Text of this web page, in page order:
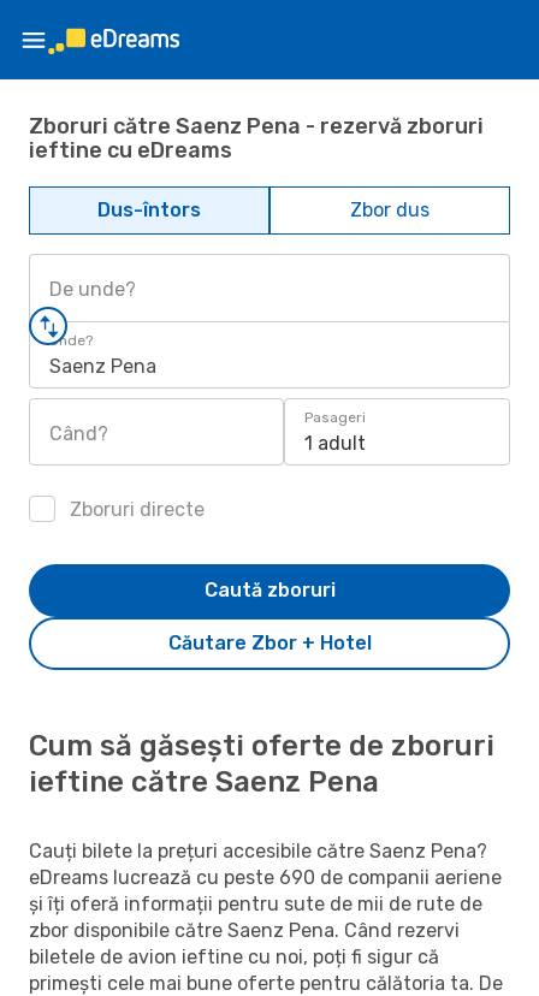
Zboruri către Saenz Pena - rezervă zboruri
ieftine cu eDreams
Dus-întors Zbor dus
De unde?
Unde?
Saenz Pena
Când?
Pasageri
1 adult
Zboruri directe
Căutare Zbor + Hotel
Caută zboruri
Cum să găsești oferte de zboruri
ieftine către Saenz Pena
Cauți bilete la prețuri accesibile către Saenz Pena?
eDreams lucrează cu peste 690 de companii aeriene
și îți oferă informații pentru sute de mii de rute de
zbor disponibile către Saenz Pena. Când rezervi
biletele de avion ieftine cu noi, poți fi sigur că
primești cele mai bune oferte pentru călătoria ta. De